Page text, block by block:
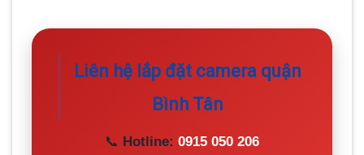
Liên hệ lắp đặt camera quận
Bình Tân
📞 Hotline: 0915 050 206